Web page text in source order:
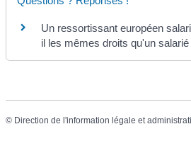
Un ressortissant européen
il les mêmes droits qu'un
© Direction de l'information légale et